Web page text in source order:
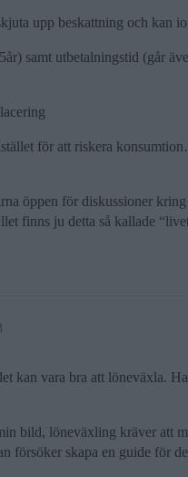
upp beskattning och kan
samt utbetalningstid (går
för att riskera
öppen för diskussioner
finns ju detta så kallade
kan vara bra att löneväxla.
bild, löneväxling kräver att
försöker skapa en guide för